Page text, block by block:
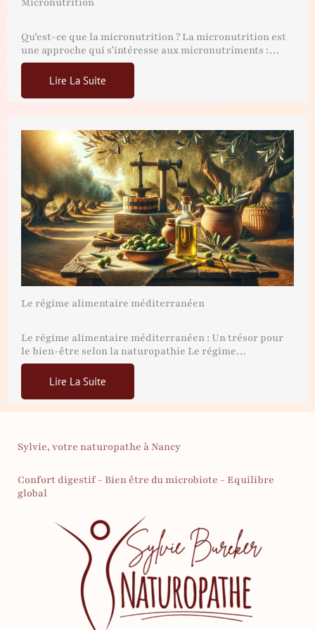
Qu’est-ce que la micronutrition ? La micronutrition est
une approche qui s’intéresse aux micronutriments :…
Lire La Suite
Le régime alimentaire méditerranéen
Le régime alimentaire méditerranéen : Un trésor pour
le bien-être selon la naturopathie Le régime…
Lire La Suite
Sylvie, votre naturopathe à Nancy
Confort digestif - Bien être du microbiote - Equilibre
global